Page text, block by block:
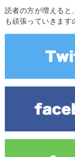
読者の方が増えると
も頑張っていきます